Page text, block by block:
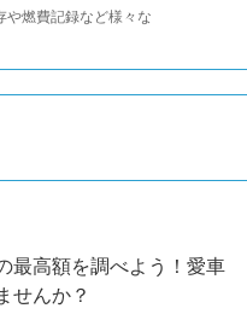
や燃費記録など様々な
最高額を調べよう！愛車
せんか？